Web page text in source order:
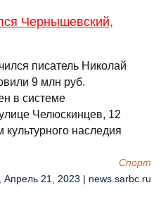
Чернышевский,
писатель Николай
9 млн руб.
в системе
Челюскинцев, 12
культурного наследия
Спорт
Апрель 21, 2023 | news.sarbc.ru